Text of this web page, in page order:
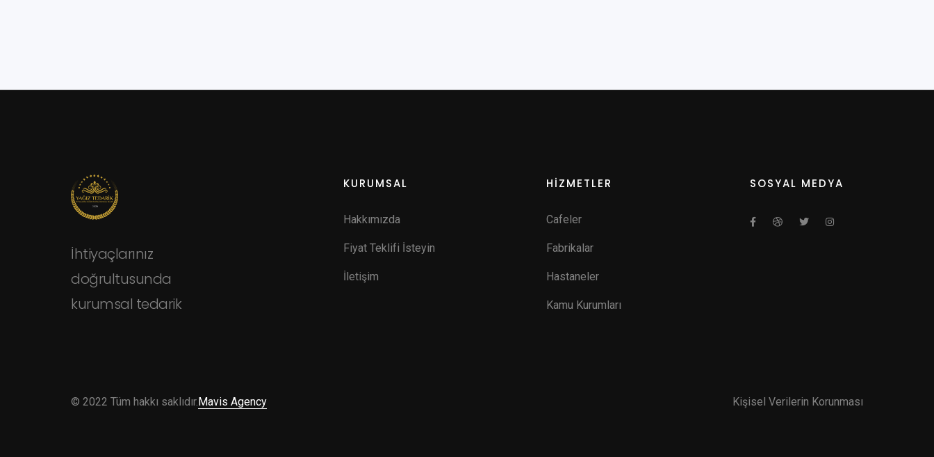
İhtiyaçlarınız
doğrultusunda
kurumsal tedarik
KURUMSAL
Hakkımızda
Fiyat Teklifi İsteyin
İletişim
HİZMETLER
Cafeler
Fabrikalar
Hastaneler
Kamu Kurumları
SOSYAL MEDYA
© 2022 Tüm hakkı saklıdır. Mavis Agency Kişisel Verilerin Korunması